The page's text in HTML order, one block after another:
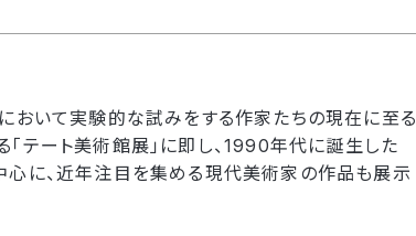
おいて実験的な試みをする作家たちの現在に至る
テート美術館展」に即し、1990年代に誕生した
中心に、近年注目を集める現代美術家の作品も展示